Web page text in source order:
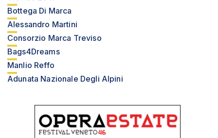
Bottega Di Marca
Alessandro Martini
Consorzio Marca Treviso
Bags4Dreams
Manlio Reffo
Adunata Nazionale Degli Alpini